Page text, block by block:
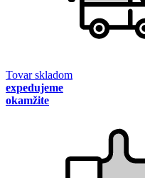
Tovar skladom
expedujeme
okamžite